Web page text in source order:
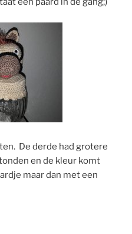
De derde had grotere
en de kleur komt
maar dan met een